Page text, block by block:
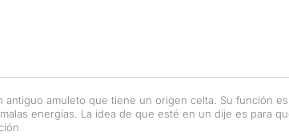
amuleto que tiene un origen celta. Su función
energías. La idea de que esté en un dije es para